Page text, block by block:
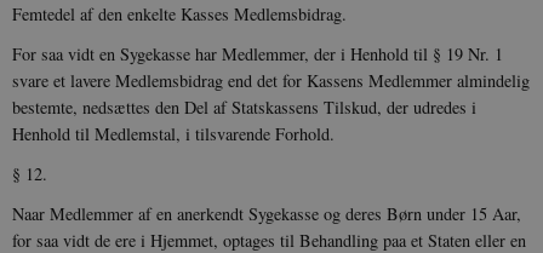
Femtedel af den enkelte Kasses Medlemsbidrag.
For saa vidt en Sygekasse har Medlemmer, der i Henhold til § 19 Nr. 1
svare et lavere Medlemsbidrag end det for Kassens Medlemmer almindelig
bestemte, nedsættes den Del af Statskassens Tilskud, der udredes i
Henhold til Medlemstal, i tilsvarende Forhold.
§ 12.
Naar Medlemmer af en anerkendt Sygekasse og deres Børn under 15 Aar,
for saa vidt de ere i Hjemmet, optages til Behandling paa et Staten eller en